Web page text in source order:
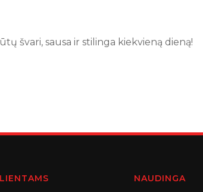
švari, sausa ir stilinga kiekvieną dieną!
NAUDINGA